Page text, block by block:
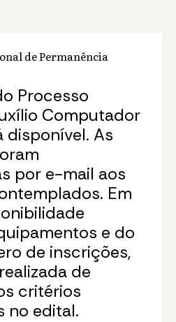
de Permanência
Processo
Computador
disponível. As
por e-mail aos
Em
e do
de inscrições,
de
critérios
no edital.